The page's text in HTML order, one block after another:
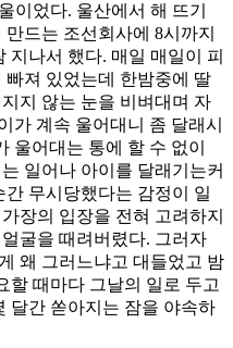
이었다. 울산에서 해 뜨기
드는 조선회사에 8시까지
지나서 했다. 매일 매일이 피
져 있었는데 한밤중에 딸
지 않는 눈을 비벼대며 자
가 계속 울어대니 좀 달래시
울어대는 통에 할 수 없이
일어나 아이를 달래기는커
무시당했다는 감정이 일
장의 입장을 전혀 고려하지
굴을 때려버렸다. 그러자
왜 그러느냐고 대들었고 밤
할 때마다 그날의 일로 두고
달간 쏟아지는 잠을 야속하